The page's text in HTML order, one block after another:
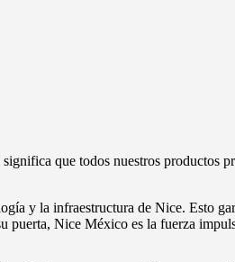
que todos nuestros productos
y la infraestructura de Nice. Esto
puerta, Nice México es la fuerza